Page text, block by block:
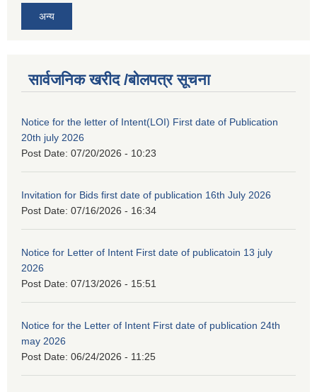
अन्य
सार्वजनिक खरीद /बोलपत्र सूचना
Notice for the letter of Intent(LOI) First date of Publication
20th july 2026
Post Date: 07/20/2026 - 10:23
Invitation for Bids first date of publication 16th July 2026
Post Date: 07/16/2026 - 16:34
Notice for Letter of Intent First date of publicatoin 13 july
2026
Post Date: 07/13/2026 - 15:51
Notice for the Letter of Intent First date of publication 24th
may 2026
Post Date: 06/24/2026 - 11:25